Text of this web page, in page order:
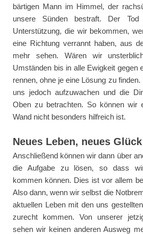
bärtigen Mann im Himmel, der
unsere Sünden bestraft. Der
Unterstützung, die wir bekommen,
eine Richtung verrannt haben, aus
mehr sehen. Wären wir
Umständen bis in alle Ewigkeit gegen
rennen, ohne je eine Lösung zu
uns jedoch aufzuwachen und die
Oben zu betrachten. So können wir
Wand nicht besonders hilfreich ist.
Neues Leben, neues Glück
Anschließend können wir dann über
die Aufgabe zu lösen, so dass
kommen können. Dies ist vor allem
Also dann, wenn wir selbst die
aktuellen Leben mit den uns
zurecht kommen. Von unserer
sehen wir keinen anderen Ausweg